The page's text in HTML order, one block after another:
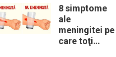
8 simptome
ale
meningitei pe
care toţi